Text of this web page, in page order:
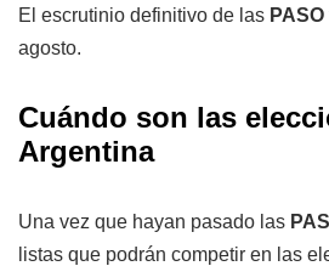
El escrutinio definitivo de las PASO
agosto.
Cuándo son las
Argentina
Una vez que hayan pasado las
listas que podrán competir en las